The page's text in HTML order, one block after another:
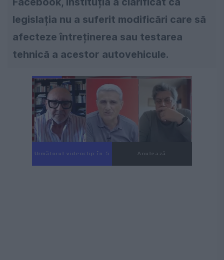
legislația nu a suferit modificări care să
afecteze întreținerea sau testarea
tehnică a acestor autovehicule.
Următorul videoclip în 4 Anulează